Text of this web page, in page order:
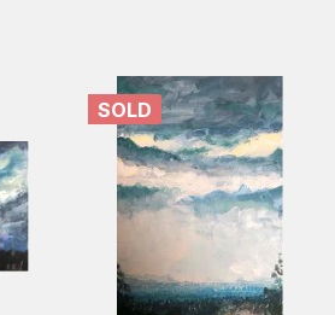
SOLD